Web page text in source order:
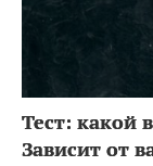
Тест: какой
Зависит от